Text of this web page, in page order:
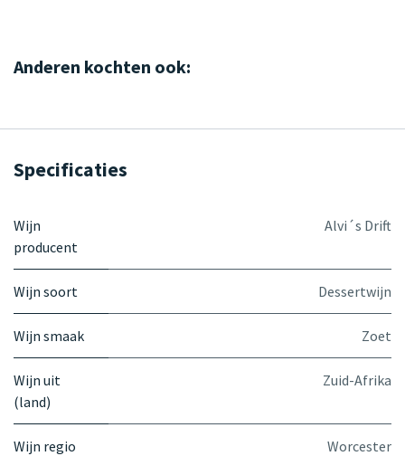
Anderen kochten ook:
Specificaties
Wijn
producent
Alvi´s Drift
Wijn soort Dessertwijn
Wijn smaak Zoet
Wijn uit
(land)
Zuid-Afrika
Wijn regio Worcester